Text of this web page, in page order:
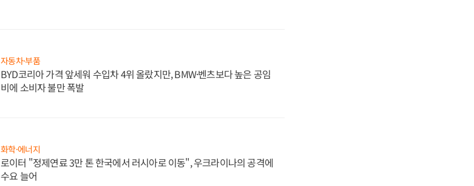
자동차·부품
BYD코리아 가격 앞세워 수입차 4위 올랐지만, BMW·벤츠보다 높은 공임
비에 소비자 불만 폭발
화학·에너지
로이터 "정제연료 3만 톤 한국에서 러시아로 이동", 우크라이나의 공격에
수요 늘어